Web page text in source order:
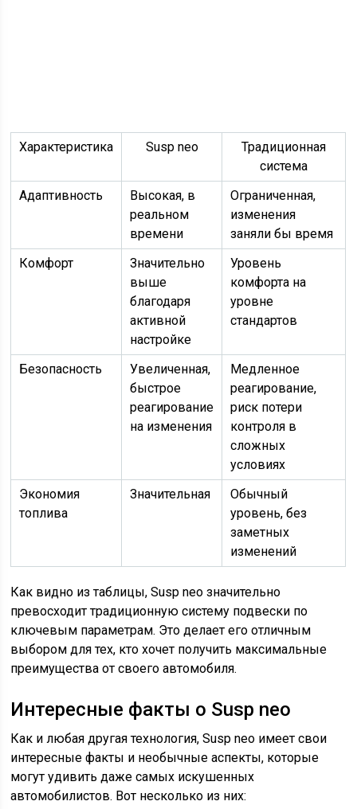
Характеристика Susp neo
Традиционная
система
Адаптивность
Высокая, в
реальном
времени
Ограниченная,
изменения
заняли бы время
Комфорт
Значительно
выше
благодаря
активной
настройке
Уровень
комфорта на
уровне
стандартов
Безопасность
Увеличенная,
быстрое
реагирование
на изменения
Медленное
реагирование,
риск потери
контроля в
сложных
условиях
Экономия
топлива
Значительная
Обычный
уровень, без
заметных
изменений
Как видно из таблицы, Susp neo значительно
превосходит традиционную систему подвески по
ключевым параметрам. Это делает его отличным
выбором для тех, кто хочет получить максимальные
преимущества от своего автомобиля.
Интересные факты о Susp neo
Как и любая другая технология, Susp neo имеет свои
интересные факты и необычные аспекты, которые
могут удивить даже самых искушенных
автомобилистов. Вот несколько из них: